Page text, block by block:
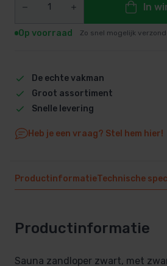
In
Op voorraad Zo snel mogelijk
De echte vakman
Groot assortiment
Snelle levering
Heb je een vraag? Stel hem hier!
ProductinformatieTechnische
Productinformatie
Sauna zandloper zwart, met